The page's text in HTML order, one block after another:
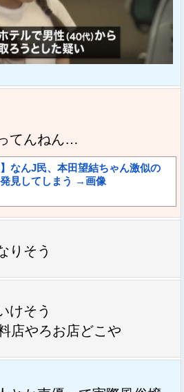
てんねん…
】なんJ民、本田望結ちゃん激似の
見してしまう →画像
りそう
けそう
店やろお店どこや